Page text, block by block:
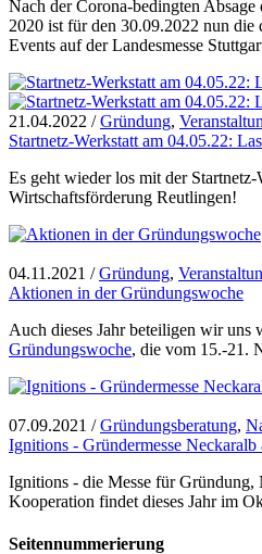
Nach der Corona-bedingten
2020 ist für den 30.09.2022 nun die
Events auf der Landesmesse
21.04.2022 /Gründung,
Startnetz-Werkstatt am 04.05.22:
Es geht wieder los mit der Startnetz-
Wirtschaftsförderung Reutlingen!
04.11.2021 /Gründung,
Aktionen in der Gründungswoche
Auch dieses Jahr beteiligen wir uns
Gründungswoche, die vom 15.-21.
07.09.2021 /Gründungsberatung,
Ignitions - Gründermesse Neckaralb
Ignitions - die Messe für
Kooperation findet dieses Jahr im
Seitennummerierung